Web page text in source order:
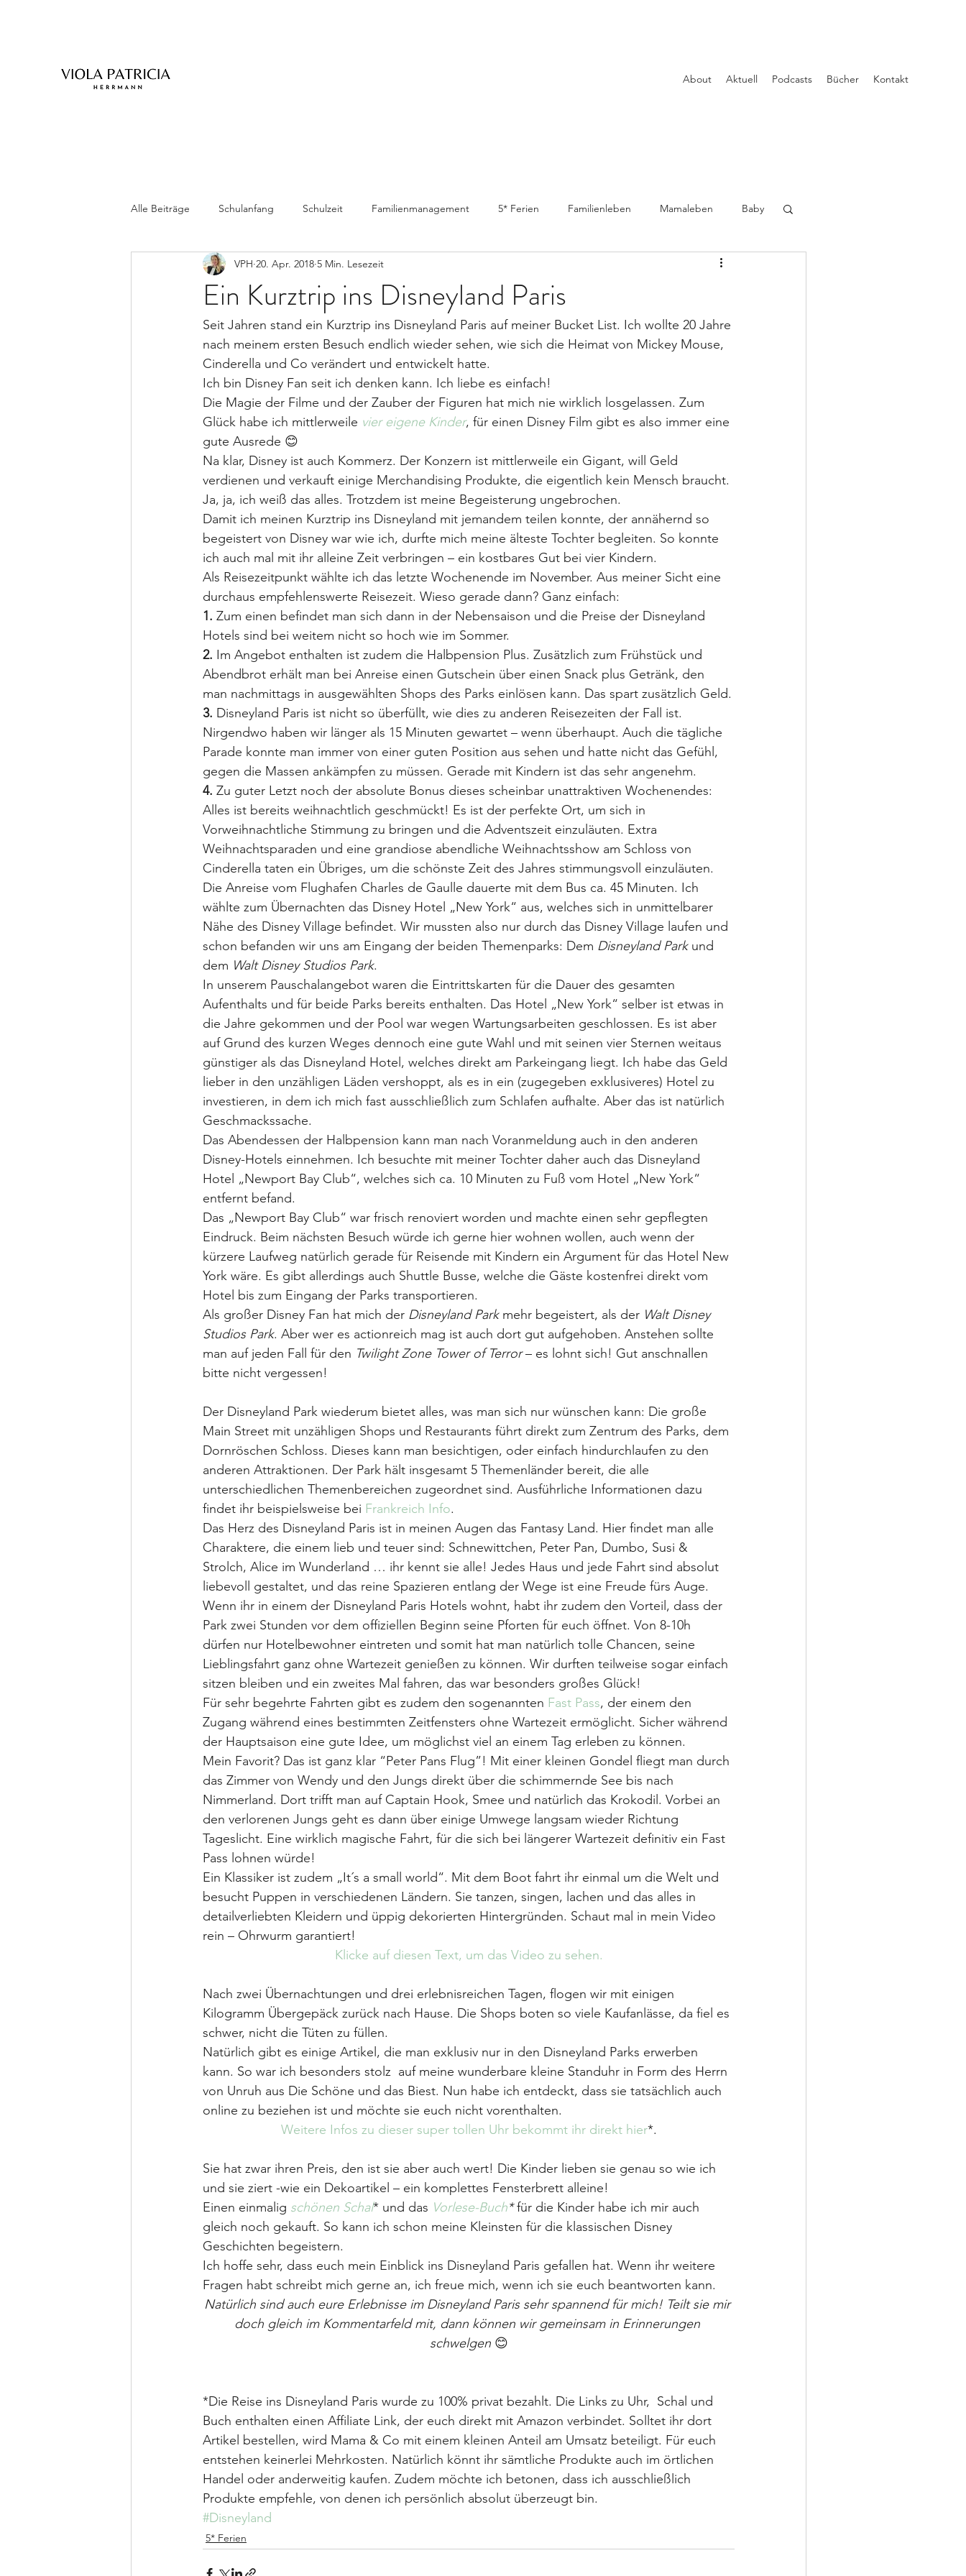
About Aktuell Podcasts Bücher Kontakt
Alle Beiträge Schulanfang Schulzeit Familienmanagement 5* Ferien Familienleben Mamaleben Baby
Ein Kurztrip ins Disneyland Paris
VPH 20. Apr. 2018 5 Min. Lesezeit
Seit Jahren stand ein Kurztrip ins Disneyland Paris auf meiner Bucket List. Ich wollte 20 Jahre
nach meinem ersten Besuch endlich wieder sehen, wie sich die Heimat von Mickey Mouse,
Cinderella und Co verändert und entwickelt hatte.
Ich bin Disney Fan seit ich denken kann. Ich liebe es einfach!
Die Magie der Filme und der Zauber der Figuren hat mich nie wirklich losgelassen. Zum
Glück habe ich mittlerweile vier eigene Kinder, für einen Disney Film gibt es also immer eine
gute Ausrede 😊
Na klar, Disney ist auch Kommerz. Der Konzern ist mittlerweile ein Gigant, will Geld
verdienen und verkauft einige Merchandising Produkte, die eigentlich kein Mensch braucht.
Ja, ja, ich weiß das alles. Trotzdem ist meine Begeisterung ungebrochen.
Damit ich meinen Kurztrip ins Disneyland mit jemandem teilen konnte, der annähernd so
begeistert von Disney war wie ich, durfte mich meine älteste Tochter begleiten. So konnte
ich auch mal mit ihr alleine Zeit verbringen – ein kostbares Gut bei vier Kindern.
Als Reisezeitpunkt wählte ich das letzte Wochenende im November. Aus meiner Sicht eine
durchaus empfehlenswerte Reisezeit. Wieso gerade dann? Ganz einfach:
1. Zum einen befindet man sich dann in der Nebensaison und die Preise der Disneyland
Hotels sind bei weitem nicht so hoch wie im Sommer.
2. Im Angebot enthalten ist zudem die Halbpension Plus. Zusätzlich zum Frühstück und
Abendbrot erhält man bei Anreise einen Gutschein über einen Snack plus Getränk, den
man nachmittags in ausgewählten Shops des Parks einlösen kann. Das spart zusätzlich Geld.
3. Disneyland Paris ist nicht so überfüllt, wie dies zu anderen Reisezeiten der Fall ist.
Nirgendwo haben wir länger als 15 Minuten gewartet – wenn überhaupt. Auch die tägliche
Parade konnte man immer von einer guten Position aus sehen und hatte nicht das Gefühl,
gegen die Massen ankämpfen zu müssen. Gerade mit Kindern ist das sehr angenehm.
4. Zu guter Letzt noch der absolute Bonus dieses scheinbar unattraktiven Wochenendes:
Alles ist bereits weihnachtlich geschmückt! Es ist der perfekte Ort, um sich in
Vorweihnachtliche Stimmung zu bringen und die Adventszeit einzuläuten. Extra
Weihnachtsparaden und eine grandiose abendliche Weihnachtsshow am Schloss von
Cinderella taten ein Übriges, um die schönste Zeit des Jahres stimmungsvoll einzuläuten.
Die Anreise vom Flughafen Charles de Gaulle dauerte mit dem Bus ca. 45 Minuten. Ich
wählte zum Übernachten das Disney Hotel „New York“ aus, welches sich in unmittelbarer
Nähe des Disney Village befindet. Wir mussten also nur durch das Disney Village laufen und
schon befanden wir uns am Eingang der beiden Themenparks: Dem Disneyland Park und
dem Walt Disney Studios Park.
In unserem Pauschalangebot waren die Eintrittskarten für die Dauer des gesamten
Aufenthalts und für beide Parks bereits enthalten. Das Hotel „New York“ selber ist etwas in
die Jahre gekommen und der Pool war wegen Wartungsarbeiten geschlossen. Es ist aber
auf Grund des kurzen Weges dennoch eine gute Wahl und mit seinen vier Sternen weitaus
günstiger als das Disneyland Hotel, welches direkt am Parkeingang liegt. Ich habe das Geld
lieber in den unzähligen Läden vershoppt, als es in ein (zugegeben exklusiveres) Hotel zu
investieren, in dem ich mich fast ausschließlich zum Schlafen aufhalte. Aber das ist natürlich
Geschmackssache.
Das Abendessen der Halbpension kann man nach Voranmeldung auch in den anderen
Disney-Hotels einnehmen. Ich besuchte mit meiner Tochter daher auch das Disneyland
Hotel „Newport Bay Club“, welches sich ca. 10 Minuten zu Fuß vom Hotel „New York“
entfernt befand.
Das „Newport Bay Club“ war frisch renoviert worden und machte einen sehr gepflegten
Eindruck. Beim nächsten Besuch würde ich gerne hier wohnen wollen, auch wenn der
kürzere Laufweg natürlich gerade für Reisende mit Kindern ein Argument für das Hotel New
York wäre. Es gibt allerdings auch Shuttle Busse, welche die Gäste kostenfrei direkt vom
Hotel bis zum Eingang der Parks transportieren.
Als großer Disney Fan hat mich der Disneyland Park mehr begeistert, als der Walt Disney
Studios Park. Aber wer es actionreich mag ist auch dort gut aufgehoben. Anstehen sollte
man auf jeden Fall für den Twilight Zone Tower of Terror – es lohnt sich! Gut anschnallen
bitte nicht vergessen!
Der Disneyland Park wiederum bietet alles, was man sich nur wünschen kann: Die große
Main Street mit unzähligen Shops und Restaurants führt direkt zum Zentrum des Parks, dem
Dornröschen Schloss. Dieses kann man besichtigen, oder einfach hindurchlaufen zu den
anderen Attraktionen. Der Park hält insgesamt 5 Themenländer bereit, die alle
unterschiedlichen Themenbereichen zugeordnet sind. Ausführliche Informationen dazu
findet ihr beispielsweise bei Frankreich Info.
Das Herz des Disneyland Paris ist in meinen Augen das Fantasy Land. Hier findet man alle
Charaktere, die einem lieb und teuer sind: Schnewittchen, Peter Pan, Dumbo, Susi &
Strolch, Alice im Wunderland … ihr kennt sie alle! Jedes Haus und jede Fahrt sind absolut
liebevoll gestaltet, und das reine Spazieren entlang der Wege ist eine Freude fürs Auge.
Wenn ihr in einem der Disneyland Paris Hotels wohnt, habt ihr zudem den Vorteil, dass der
Park zwei Stunden vor dem offiziellen Beginn seine Pforten für euch öffnet. Von 8-10h
dürfen nur Hotelbewohner eintreten und somit hat man natürlich tolle Chancen, seine
Lieblingsfahrt ganz ohne Wartezeit genießen zu können. Wir durften teilweise sogar einfach
sitzen bleiben und ein zweites Mal fahren, das war besonders großes Glück!
Für sehr begehrte Fahrten gibt es zudem den sogenannten Fast Pass, der einem den
Zugang während eines bestimmten Zeitfensters ohne Wartezeit ermöglicht. Sicher während
der Hauptsaison eine gute Idee, um möglichst viel an einem Tag erleben zu können.
Mein Favorit? Das ist ganz klar “Peter Pans Flug”! Mit einer kleinen Gondel fliegt man durch
das Zimmer von Wendy und den Jungs direkt über die schimmernde See bis nach
Nimmerland. Dort trifft man auf Captain Hook, Smee und natürlich das Krokodil. Vorbei an
den verlorenen Jungs geht es dann über einige Umwege langsam wieder Richtung
Tageslicht. Eine wirklich magische Fahrt, für die sich bei längerer Wartezeit definitiv ein Fast
Pass lohnen würde!
Ein Klassiker ist zudem „It´s a small world“. Mit dem Boot fahrt ihr einmal um die Welt und
besucht Puppen in verschiedenen Ländern. Sie tanzen, singen, lachen und das alles in
detailverliebten Kleidern und üppig dekorierten Hintergründen. Schaut mal in mein Video
rein – Ohrwurm garantiert!
Klicke auf diesen Text, um das Video zu sehen.
Nach zwei Übernachtungen und drei erlebnisreichen Tagen, flogen wir mit einigen
Kilogramm Übergepäck zurück nach Hause. Die Shops boten so viele Kaufanlässe, da fiel es
schwer, nicht die Tüten zu füllen.
Natürlich gibt es einige Artikel, die man exklusiv nur in den Disneyland Parks erwerben
kann. So war ich besonders stolz  auf meine wunderbare kleine Standuhr in Form des Herrn
von Unruh aus Die Schöne und das Biest. Nun habe ich entdeckt, dass sie tatsächlich auch
online zu beziehen ist und möchte sie euch nicht vorenthalten.
Weitere Infos zu dieser super tollen Uhr bekommt ihr direkt hier*.
Sie hat zwar ihren Preis, den ist sie aber auch wert! Die Kinder lieben sie genau so wie ich
und sie ziert -wie ein Dekoartikel – ein komplettes Fensterbrett alleine!
Einen einmalig schönen Schal* und das Vorlese-Buch* für die Kinder habe ich mir auch
gleich noch gekauft. So kann ich schon meine Kleinsten für die klassischen Disney
Geschichten begeistern.
Ich hoffe sehr, dass euch mein Einblick ins Disneyland Paris gefallen hat. Wenn ihr weitere
Fragen habt schreibt mich gerne an, ich freue mich, wenn ich sie euch beantworten kann.
Natürlich sind auch eure Erlebnisse im Disneyland Paris sehr spannend für mich! Teilt sie mir
doch gleich im Kommentarfeld mit, dann können wir gemeinsam in Erinnerungen
schwelgen 😊
*Die Reise ins Disneyland Paris wurde zu 100% privat bezahlt. Die Links zu Uhr,  Schal und
Buch enthalten einen Affiliate Link, der euch direkt mit Amazon verbindet. Solltet ihr dort
Artikel bestellen, wird Mama & Co mit einem kleinen Anteil am Umsatz beteiligt. Für euch
entstehen keinerlei Mehrkosten. Natürlich könnt ihr sämtliche Produkte auch im örtlichen
Handel oder anderweitig kaufen. Zudem möchte ich betonen, dass ich ausschließlich
Produkte empfehle, von denen ich persönlich absolut überzeugt bin.
#Disneyland
5* Ferien